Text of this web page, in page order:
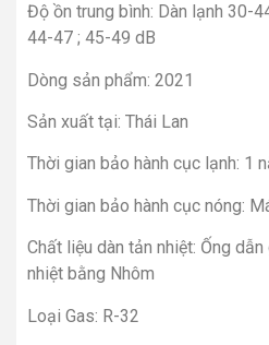
Độ ồn trung bình: Dàn lạnh 30-
44-47 ; 45-49 dB
Dòng sản phẩm: 2021
Sản xuất tại: Thái Lan
Thời gian bảo hành cục lạnh: 1
Thời gian bảo hành cục nóng:
Chất liệu dàn tản nhiệt: Ống
nhiệt bằng Nhôm
Loại Gas: R-32